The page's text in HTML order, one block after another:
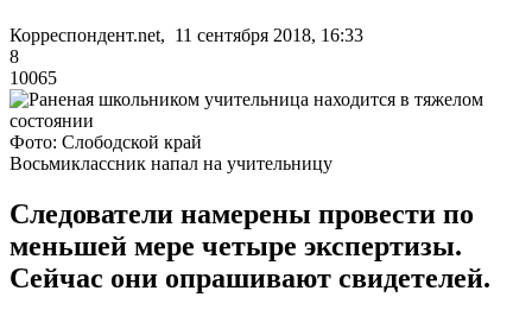
Корреспондент.net, 11 сентября 2018, 16:33
8
10065
Фото: Слободской край
Восьмиклассник напал на учительницу
Следователи намерены провести по
меньшей мере четыре экспертизы.
Сейчас они опрашивают свидетелей.